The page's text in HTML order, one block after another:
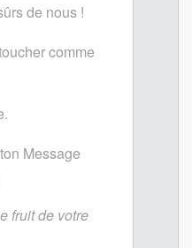
de nous !
comme
Message
fruit de votre